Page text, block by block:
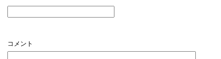
コメント